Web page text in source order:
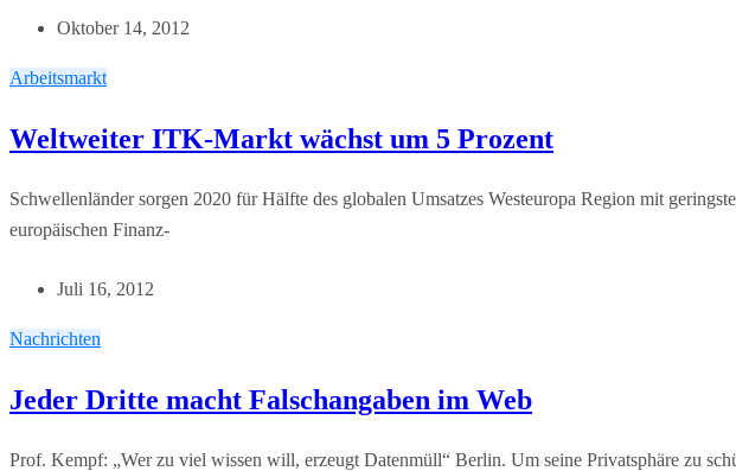
Oktober 14, 2012
Arbeitsmarkt
Weltweiter ITK-Markt wächst um 5 Prozent
Schwellenländer sorgen 2020 für Hälfte des globalen Umsatzes Westeuropa Region mit
europäischen Finanz-
Juli 16, 2012
Nachrichten
Jeder Dritte macht Falschangaben im Web
Prof. Kempf: „Wer zu viel wissen will, erzeugt Datenmüll“ Berlin. Um seine Privatsphäre zu